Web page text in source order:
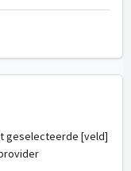
geselecteerde [veld]